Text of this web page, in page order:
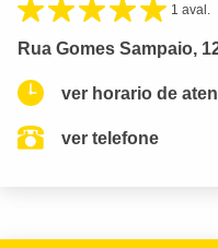
1 aval.
Rua Gomes Sampaio,
ver horario de
ver telefone